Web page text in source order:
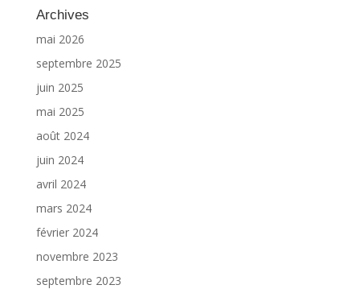
Archives
mai 2026
septembre 2025
juin 2025
mai 2025
août 2024
juin 2024
avril 2024
mars 2024
février 2024
novembre 2023
septembre 2023